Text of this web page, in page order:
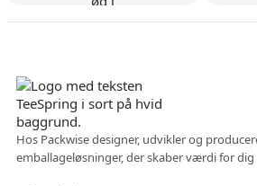
Hos Packwise designer, udvikler og
emballageløsninger, der skaber værdi for